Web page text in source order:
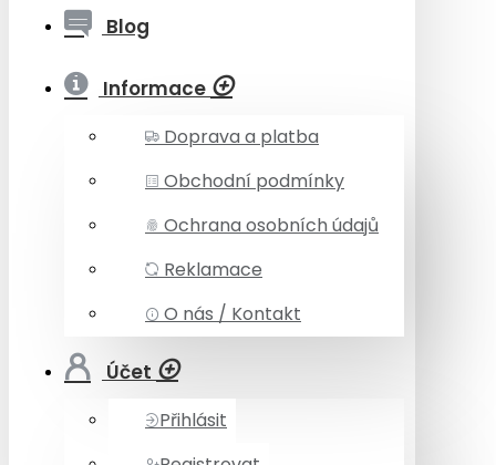
Blog
Informace
Doprava a platba
Obchodní podmínky
Ochrana osobních údajů
Reklamace
O nás / Kontakt
Účet
Přihlásit